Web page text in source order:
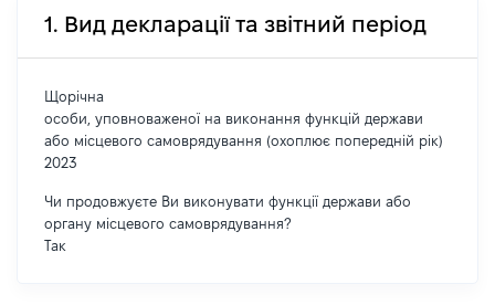
1. Вид декларації та звітний період
Щорічна
особи, уповноваженої на виконання функцій держави
або місцевого самоврядування (охоплює попередній рік)
2023
Чи продовжуєте Ви виконувати функції держави або
органу місцевого самоврядування?
Так